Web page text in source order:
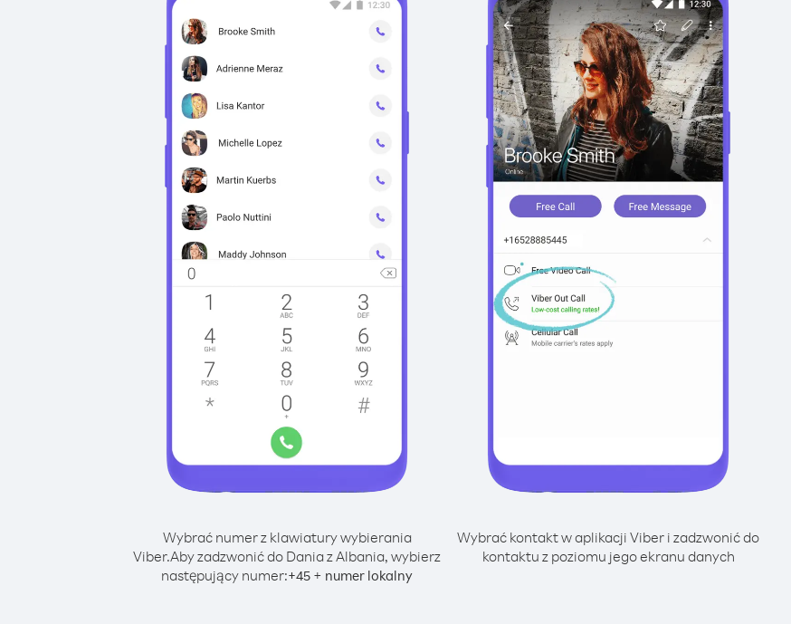
Wybrać numer z klawiatury wybierania
Viber.Aby zadzwonić do Dania z Albania, wybierz
następujący numer:+45 + numer lokalny
Wybrać kontakt w aplikacji Viber i zadzwonić do
kontaktu z poziomu jego ekranu danych